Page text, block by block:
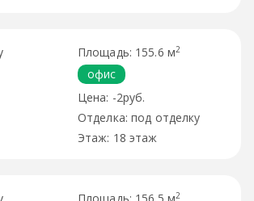
155.6 м2
офис
-2руб.
под отделку
18 этаж
2